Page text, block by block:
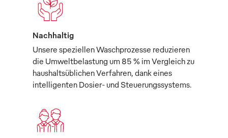
Nachhaltig
Unsere speziellen Waschprozesse reduzieren
die Umweltbelastung um 85 % im Vergleich zu
haushaltsüblichen Verfahren, dank eines
intelligenten Dosier- und Steuerungssystems.